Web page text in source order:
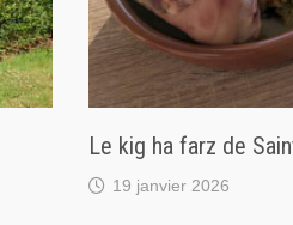
Le kig ha farz de
19 janvier 2026